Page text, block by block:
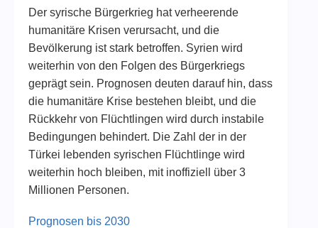
Der syrische Bürgerkrieg hat verheerende
humanitäre Krisen verursacht, und die
Bevölkerung ist stark betroffen. Syrien wird
weiterhin von den Folgen des Bürgerkriegs
geprägt sein. Prognosen deuten darauf hin, dass
die humanitäre Krise bestehen bleibt, und die
Rückkehr von Flüchtlingen wird durch instabile
Bedingungen behindert. Die Zahl der in der
Türkei lebenden syrischen Flüchtlinge wird
weiterhin hoch bleiben, mit inoffiziell über 3
Millionen Personen.
Prognosen bis 2030